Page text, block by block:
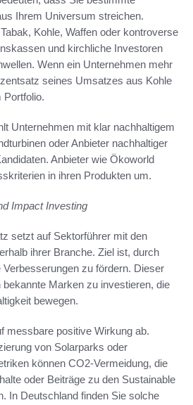
Ihrem Universum streichen.
Kohle, Waffen oder kontroverse
und kirchliche Investoren
Wenn ein Unternehmen mehr
seines Umsatzes aus Kohle
Portfolio.
Unternehmen mit klar nachhaltigem
oder Anbieter nachhaltiger
Anbieter wie Ökoworld
in ihren Produkten um.
Impact Investing
setzt auf Sektorführer mit den
ihrer Branche. Ziel ist, durch
zu fördern. Dieser
Marken zu investieren, die
bewegen.
messbare positive Wirkung ab.
von Solarparks oder
können CO2-Vermeidung, die
oder Beiträge zu den Sustainable
In Deutschland finden Sie solche